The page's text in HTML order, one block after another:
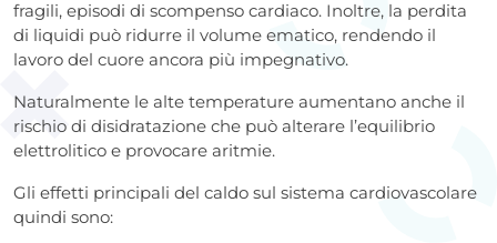
fragili, episodi di scompenso cardiaco. Inoltre, la perdita
di liquidi può ridurre il volume ematico, rendendo il
lavoro del cuore ancora più impegnativo.
Naturalmente le alte temperature aumentano anche il
rischio di disidratazione che può alterare l’equilibrio
elettrolitico e provocare aritmie.
Gli effetti principali del caldo sul sistema cardiovascolare
quindi sono: